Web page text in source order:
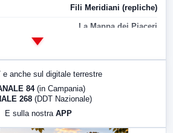
Fili Meridiani (repliche)
La Mappa dei Piaceri
e anche sul digitale terrestre
84 (in Campania)
268 (DDT Nazionale)
E sulla nostra APP